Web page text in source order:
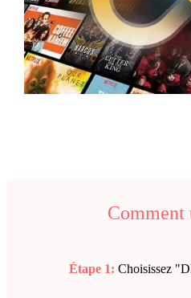
Comment
Étape 1: Choisissez